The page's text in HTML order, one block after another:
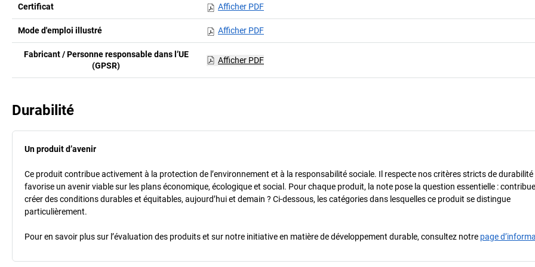
Certificat Afficher PDF
Mode d'emploi illustré Afficher PDF
Fabricant / Personne responsable dans l’UE
(GPSR)
Afficher PDF
Durabilité
Un produit d’avenir
Ce produit contribue activement à la protection de l’environnement et à la responsabilité sociale. Il respecte nos critères stricts de durabilité
favorise un avenir viable sur les plans économique, écologique et social. Pour chaque produit, la note pose la question essentielle :
créer des conditions durables et équitables, aujourd’hui et demain ? Ci-dessous, les catégories dans lesquelles ce produit se distingue
particulièrement.
Pour en savoir plus sur l’évaluation des produits et sur notre initiative en matière de développement durable, consultez notre page